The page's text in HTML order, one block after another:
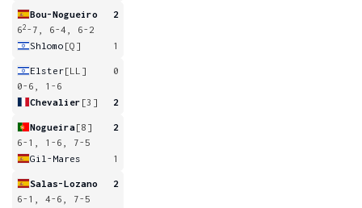
Bou-Nogueiro
2
62 -7, 6-4, 6-2
Shlomo [Q] 1
Elster[LL]
0
0-6, 1-6
Chevalier [3] 2
Nogueira[8]
2
6-1, 1-6, 7-5
Gil-Mares
1
Salas-Lozano
2
6-1, 4-6, 7-5